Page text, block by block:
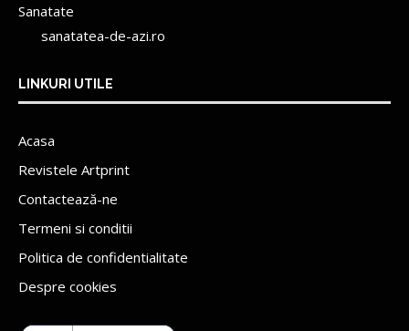
Sanatate
sanatatea-de-azi.ro
LINKURI UTILE
Acasa
Revistele Artprint
Contactează-ne
Termeni si conditii
Politica de confidentialitate
Despre cookies